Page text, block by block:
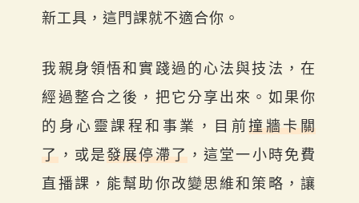
新工具，這門課就不適合你。
我親身領悟和實踐過的心法與技法，在
經過整合之後，把它分享出來。如果你
的身心靈課程和事業，目前撞牆卡關
了，或是發展停滯了，這堂一小時免費
直播課，能幫助你改變思維和策略，讓